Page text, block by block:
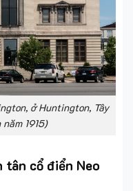
ở Huntington, Tây
1915)
tân cổ điển Neo